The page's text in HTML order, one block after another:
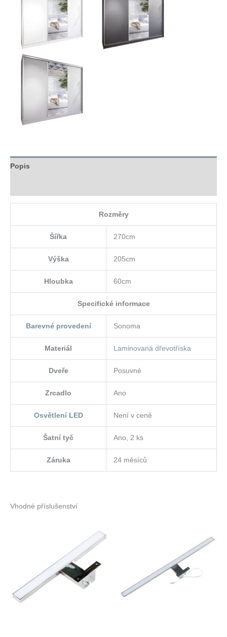
Popis
Rozměry
Šířka 270cm
Výška 205cm
Hloubka 60cm
Specifické informace
Barevné provedení Sonoma
Materiál Laminovaná dřevotříska
Dveře Posuvné
Zrcadlo Ano
Osvětlení LED Není v ceně
Šatní tyč Ano, 2 ks
Záruka 24 měsíců
Vhodné příslušenství